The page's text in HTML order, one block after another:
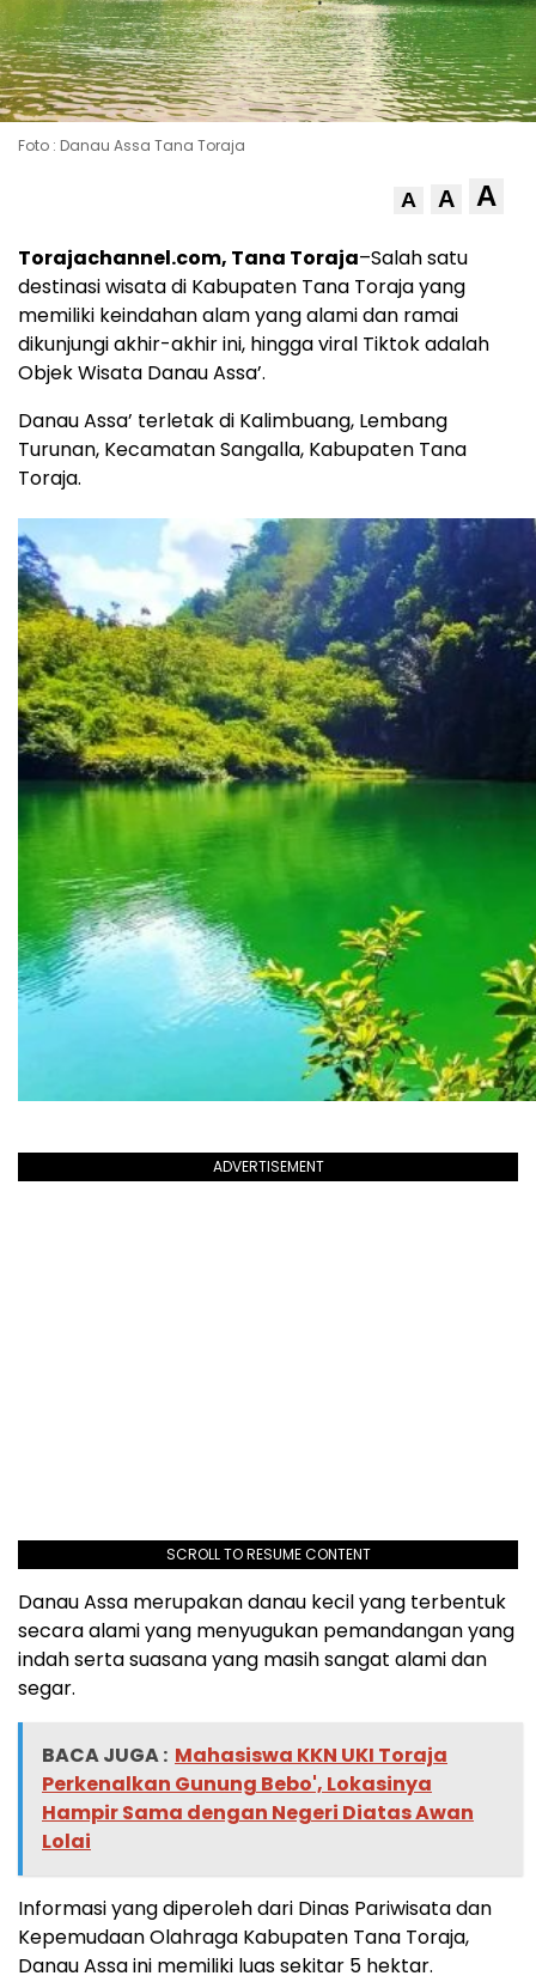
Foto : Danau Assa Tana Toraja
A A A
Torajachannel.com, Tana Toraja–Salah satu
destinasi wisata di Kabupaten Tana Toraja yang
memiliki keindahan alam yang alami dan ramai
dikunjungi akhir-akhir ini, hingga viral Tiktok adalah
Objek Wisata Danau Assa’.
Danau Assa’ terletak di Kalimbuang, Lembang
Turunan, Kecamatan Sangalla, Kabupaten Tana
Toraja.
ADVERTISEMENT
SCROLL TO RESUME CONTENT
Danau Assa merupakan danau kecil yang terbentuk
secara alami yang menyugukan pemandangan yang
indah serta suasana yang masih sangat alami dan
segar.
BACA JUGA : Mahasiswa KKN UKI Toraja
Perkenalkan Gunung Bebo', Lokasinya
Hampir Sama dengan Negeri Diatas Awan
Lolai
Informasi yang diperoleh dari Dinas Pariwisata dan
Kepemudaan Olahraga Kabupaten Tana Toraja,
Danau Assa ini memiliki luas sekitar 5 hektar.